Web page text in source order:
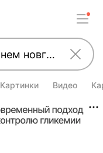
Картинки Видео